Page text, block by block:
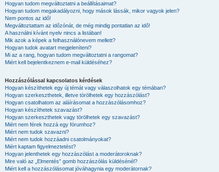
Hogyan tudom megváltoztatni a beállításaimat?
Hogyan tudom megakadályozni, hogy mások lássák, mikor vagyok jelen?
Nem pontos az idő!
Megváltoztattam az időzónát, de még mindig pontatlan az idő!
A használni kívánt nyelv nincs a listában!
Mik azok a képek a felhasználónevem mellett?
Hogyan tudok avatart megjeleníteni?
Mi az a rang, hogyan tudom megváltoztatni a rangomat?
Miért kell bejelentkeznem e-mail küldéséhez?
Hozzászólással kapcsolatos kérdések
Hogyan készíthetek egy új témát vagy válaszolhatok egy témában?
Hogyan szerkeszthetek, illetve törölhetek egy hozzászólást?
Hogyan csatolhatom az aláírásomat a hozzászólásomhoz?
Hogyan készíthetek szavazást?
Hogyan szerkeszthetek vagy törölhetek egy szavazást?
Miért nem férek hozzá egy fórumhoz?
Miért nem tudok szavazni?
Miért nem tudok hozzáadni csatolmányokat?
Miért kaptam figyelmeztetést?
Hogyan jelenthetek egy hozzászólást a moderátoroknak?
Mire való az „Elmentés” gomb hozzászólás küldésénél?
Miért kell a hozzászólásomat jóváhagynia egy moderátornak?